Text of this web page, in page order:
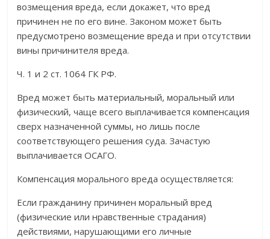
возмещения вреда, если докажет, что вред
причинен не по его вине. Законом может быть
предусмотрено возмещение вреда и при отсутствии
вины причинителя вреда.
Ч. 1 и 2 ст. 1064 ГК РФ.
Вред может быть материальный, моральный или
физический, чаще всего выплачивается компенсация
сверх назначенной суммы, но лишь после
соответствующего решения суда. Зачастую
выплачивается ОСАГО.
Компенсация морального вреда осуществляется:
Если гражданину причинен моральный вред
(физические или нравственные страдания)
действиями, нарушающими его личные